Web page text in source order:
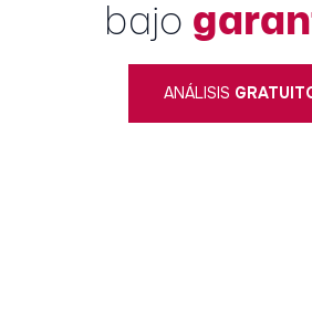
bajo
ANÁLISIS